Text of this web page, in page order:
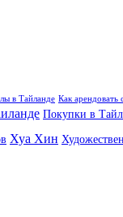
в Тайланде Как арендовать
Покупки в
Хуа Хин